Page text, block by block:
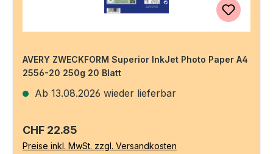
AVERY ZWECKFORM Superior InkJet Photo Paper A4
2556-20 250g 20 Blatt
Ab 13.08.2026 wieder lieferbar
Regulärer Preis:
CHF 22.85
Preise inkl. MwSt. zzgl. Versandkosten